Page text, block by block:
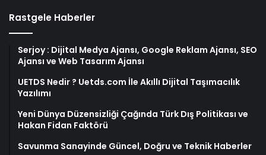
Rastgele Haberler
Serjoy : Dijital Medya Ajansı, Google Reklam Ajansı, SEO
Ajansı ve Web Tasarım Ajansı
UETDS Nedir ? Uetds.com İle Akıllı Dijital Taşımacılık
Yazılımı
Yeni Dünya Düzensizliği Çağında Türk Dış Politikası ve
Hakan Fidan Faktörü
Savunma Sanayinde Güncel, Doğru ve Teknik Haberler